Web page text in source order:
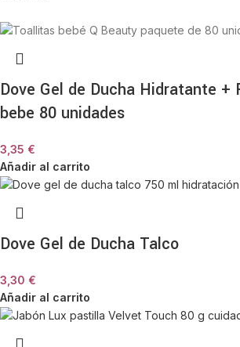
Dove Gel de Ducha Hidratante
bebe 80 unidades
3,35 €
Añadir al carrito
Dove Gel de Ducha Talco
3,30 €
Añadir al carrito